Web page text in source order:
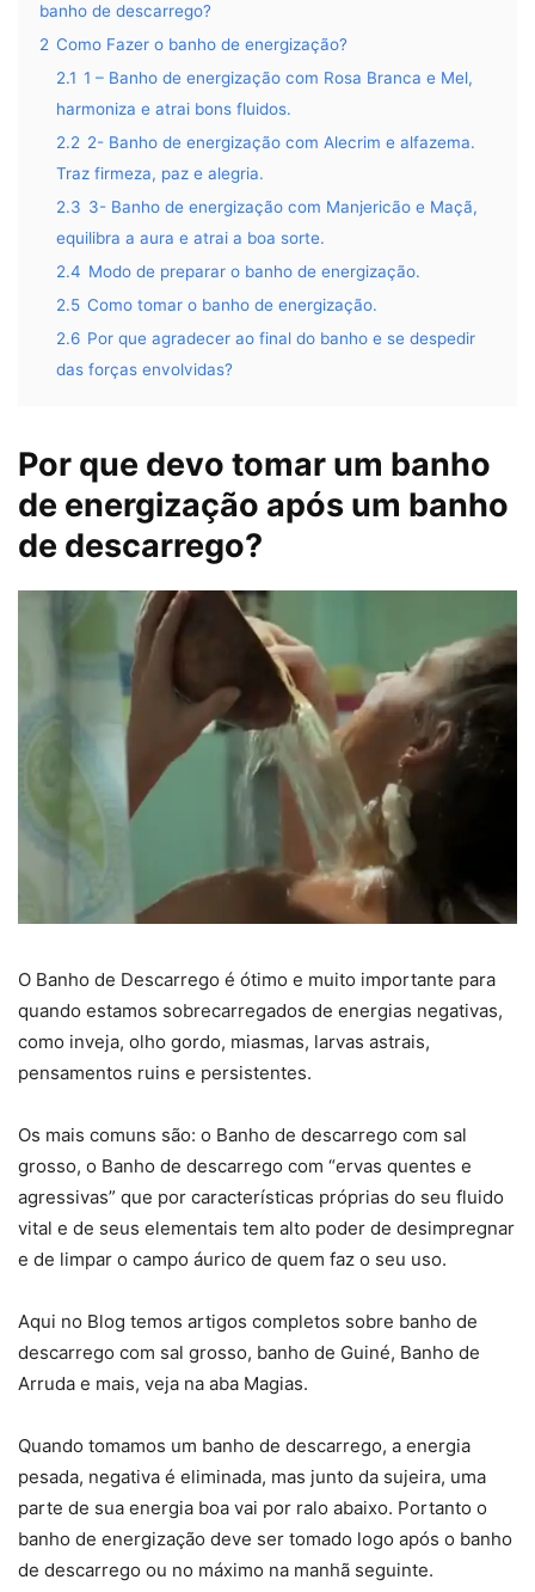
banho de descarrego?
2 Como Fazer o banho de energização?
2.1 1 – Banho de energização com Rosa Branca e Mel,
harmoniza e atrai bons fluidos.
2.2 2- Banho de energização com Alecrim e alfazema.
Traz firmeza, paz e alegria.
2.3 3- Banho de energização com Manjericão e Maçã,
equilibra a aura e atrai a boa sorte.
2.4 Modo de preparar o banho de energização.
2.5 Como tomar o banho de energização.
2.6 Por que agradecer ao final do banho e se despedir
das forças envolvidas?
Por que devo tomar um banho
de energização após um banho
de descarrego?
O Banho de Descarrego é ótimo e muito importante para
quando estamos sobrecarregados de energias negativas,
como inveja, olho gordo, miasmas, larvas astrais,
pensamentos ruins e persistentes.
Os mais comuns são: o Banho de descarrego com sal
grosso, o Banho de descarrego com “ervas quentes e
agressivas” que por características próprias do seu fluido
vital e de seus elementais tem alto poder de desimpregnar
e de limpar o campo áurico de quem faz o seu uso.
Aqui no Blog temos artigos completos sobre banho de
descarrego com sal grosso, banho de Guiné, Banho de
Arruda e mais, veja na aba Magias.
Quando tomamos um banho de descarrego, a energia
pesada, negativa é eliminada, mas junto da sujeira, uma
parte de sua energia boa vai por ralo abaixo. Portanto o
banho de energização deve ser tomado logo após o banho
de descarrego ou no máximo na manhã seguinte.